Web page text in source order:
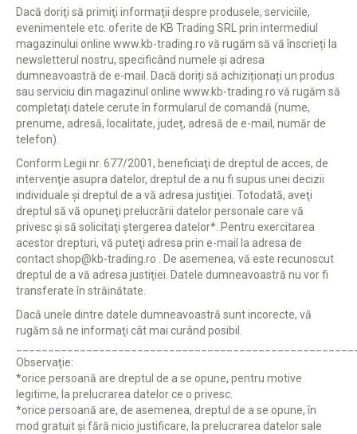
Dacă doriţi să primiţi informaţii despre produsele, serviciile,
evenimentele etc. oferite de KB Trading SRL prin intermediul
magazinului online www.kb-trading.ro vă rugăm să vă înscrieți la
newsletterul nostru, specificând numele și adresa
dumneavoastră de e-mail. Dacă doriți să achiziționați un produs
sau serviciu din magazinul online www.kb-trading.ro vă rugăm să
completați datele cerute în formularul de comandă (nume,
prenume, adresă, localitate, județ, adresă de e-mail, număr de
telefon).
Conform Legii nr. 677/2001, beneficiaţi de dreptul de acces, de
intervenţie asupra datelor, dreptul de a nu fi supus unei decizii
individuale şi dreptul de a vă adresa justiţiei. Totodată, aveţi
dreptul să vă opuneţi prelucrării datelor personale care vă
privesc şi să solicitaţi ştergerea datelor*. Pentru exercitarea
acestor drepturi, vă puteţi adresa prin e-mail la adresa de
contact shop@kb-trading.ro . De asemenea, vă este recunoscut
dreptul de a vă adresa justiţiei. Datele dumneavoastră nu vor fi
transferate în străinătate.
Dacă unele dintre datele dumneavoastră sunt incorecte, vă
rugăm să ne informaţi cât mai curând posibil.
Observaţie:
*orice persoană are dreptul de a se opune, pentru motive
legitime, la prelucrarea datelor ce o privesc.
*orice persoană are, de asemenea, dreptul de a se opune, în
mod gratuit şi fără nicio justificare, la prelucrarea datelor sale